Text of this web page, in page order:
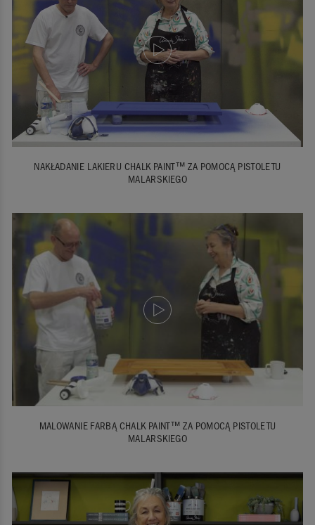
NAKŁADANIE LAKIERU CHALK PAINT™ ZA POMOCĄ PISTOLETU
MALARSKIEGO
MALOWANIE FARBĄ CHALK PAINT™ ZA POMOCĄ PISTOLETU
MALARSKIEGO